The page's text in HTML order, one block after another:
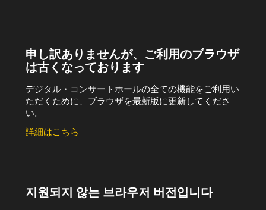
申し訳ありませんが、ご利用のブラウザ
は古くなっております
デジタル・コンサートホールの全ての機能をご利用い
ただくために、ブラウザを最新版に更新してくださ
い。
詳細はこちら
지원되지 않는 브라우저 버전입니다